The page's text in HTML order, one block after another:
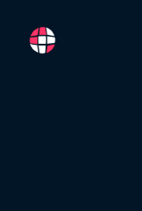
RemoteFR